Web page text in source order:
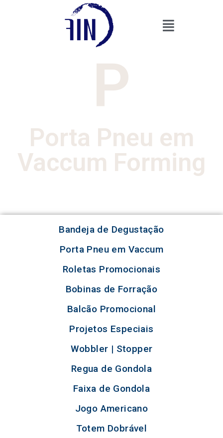
P
Porta Pneu em
Vaccum Forming
Bandeja de Degustação
Porta Pneu em Vaccum
Roletas Promocionais
Bobinas de Forração
Balcão Promocional
Projetos Especiais
Wobbler | Stopper
Regua de Gondola
Faixa de Gondola
Jogo Americano
Totem Dobrável